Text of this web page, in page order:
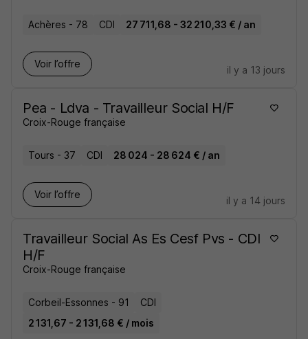
Achères - 78 CDI 27 711,68 - 32 210,33 € / an
Voir l’offre
il y a 13 jours
Pea - Ldva - Travailleur Social H/F
Croix-Rouge française
Tours - 37 CDI 28 024 - 28 624 € / an
Voir l’offre
il y a 14 jours
Travailleur Social As Es Cesf Pvs - CDI
H/F
Croix-Rouge française
Corbeil-Essonnes - 91
CDI
2 131,67 - 2 131,68 € / mois